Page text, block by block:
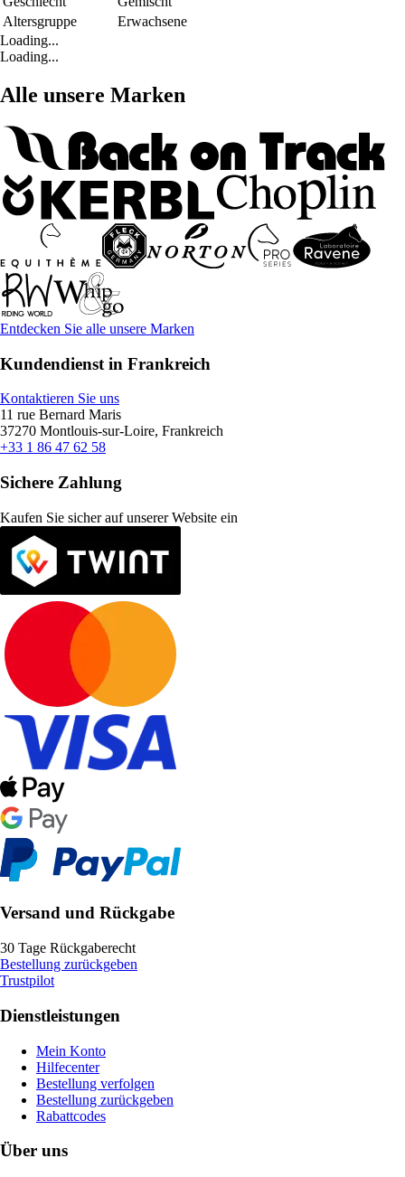
Altersgruppe
Erwachsene
Loading...
Loading...
Alle unsere Marken
Entdecken Sie alle unsere Marken
Kundendienst in Frankreich
Kontaktieren Sie uns
11 rue Bernard Maris
37270 Montlouis-sur-Loire, Frankreich
+33 1 86 47 62 58
Sichere Zahlung
Kaufen Sie sicher auf unserer Website ein
Versand und Rückgabe
30 Tage Rückgaberecht
Bestellung zurückgeben
Trustpilot
Dienstleistungen
Mein Konto
Hilfecenter
Bestellung verfolgen
Bestellung zurückgeben
Rabattcodes
Über uns